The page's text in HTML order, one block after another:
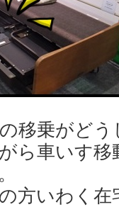
移乗がど
ら車いす
方いわく